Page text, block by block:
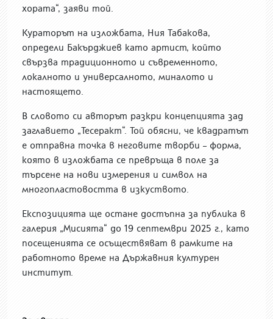
хората“, заяви той.
Кураторът на изложбата, Ния Табакова,
определи Бакърджиев като артист, който
свързва традиционното и съвременното,
локалното и универсалното, миналото и
настоящето.
В словото си авторът разкри концепцията зад
заглавието „Тесеракт“. Той обясни, че квадратът
е отправна точка в неговите творби – форма,
която в изложбата се превръща в поле за
търсене на нови измерения и символ на
многопластовостта в изкуството.
Експозицията ще остане достъпна за публика в
галерия „Мисията“ до 19 септември 2025 г., като
посещенията се осъществяват в рамките на
работното време на Държавния културен
институт.